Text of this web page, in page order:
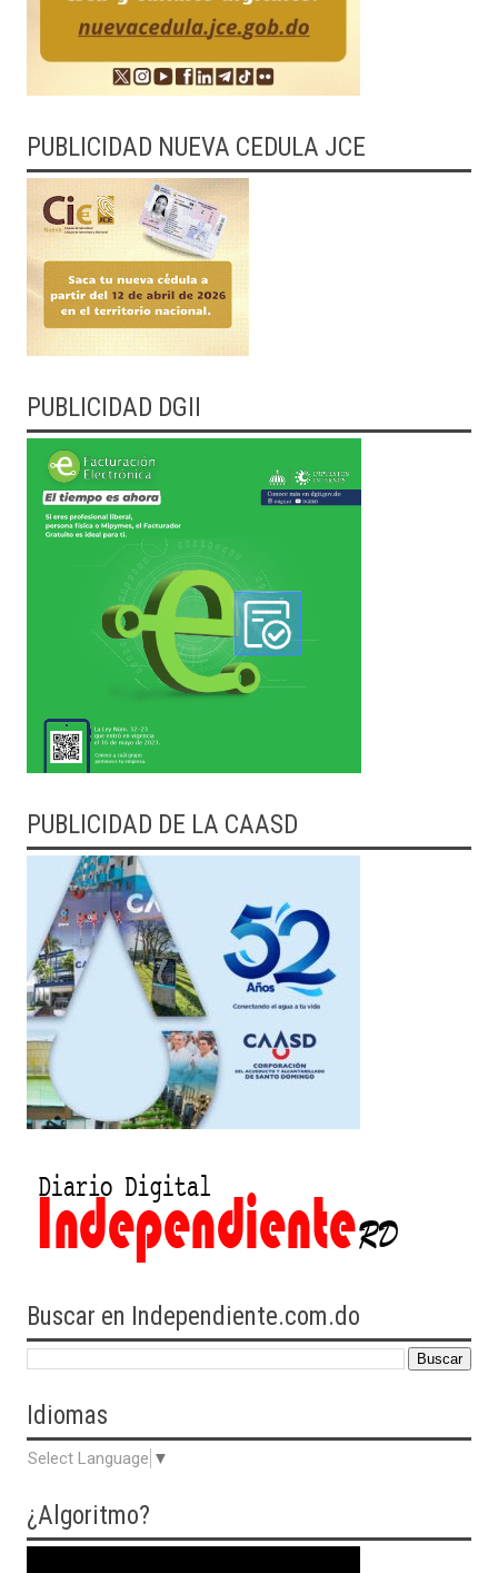
PUBLICIDAD NUEVA CEDULA JCE
PUBLICIDAD DGII
PUBLICIDAD DE LA CAASD
Buscar en Independiente.com.do
Idiomas
Select Language ▼
¿Algoritmo?